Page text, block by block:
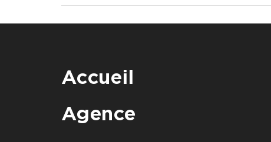
Accueil
Agence